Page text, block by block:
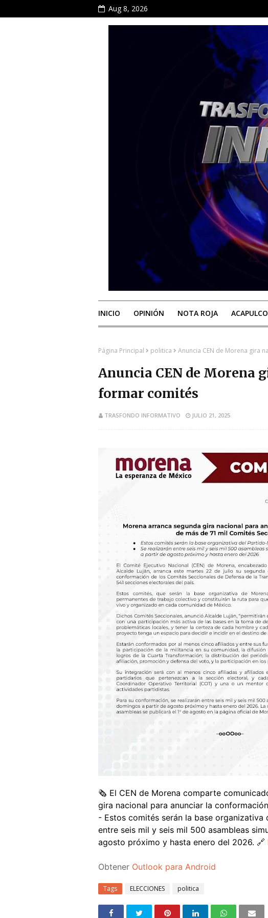
Aug 8, 2026
INICIO OPINIÓN NOTA ROJA ACAPULCO
Página Principal politica Anuncia CEN de Morena gira
Anuncia CEN de Morena
formar comités
TRASFONDO INFORMATIVO JULIO 21, 2025
🗞️ El CEN de Morena comparte
gira nacional para anunciar la
- Estos comités serán la base
entre seis mil y seis mil 500 asambleas
agosto próximo y hasta enero del 2026. 🔗
Obtener Outlook para Android
Tags ELECCIONES politica